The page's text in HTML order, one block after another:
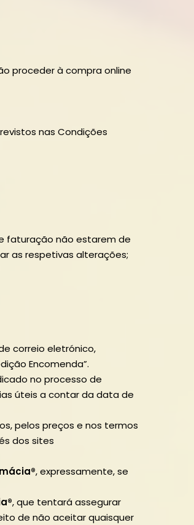
proceder à compra online
nas Condições
faturação não estarem de
as respetivas alterações;
correio eletrónico,
Encomenda”.
no processo de
úteis a contar da data de
pelos preços e nos termos
dos sites
, expressamente, se
, que tentará assegurar
de não aceitar quaisquer